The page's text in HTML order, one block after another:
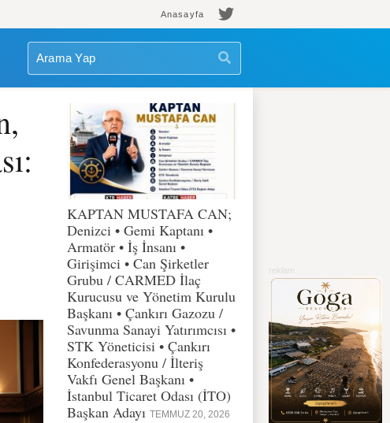
Anasayfa
KAPTAN MUSTAFA CAN;
Denizci • Gemi Kaptanı •
Armatör • İş İnsanı •
Girişimci • Can Şirketler
Grubu / CARMED İlaç
Kurucusu ve Yönetim Kurulu
Başkanı • Çankırı Gazozu /
Savunma Sanayi Yatırımcısı •
STK Yöneticisi • Çankırı
Konfederasyonu / İlteriş
Vakfı Genel Başkanı •
İstanbul Ticaret Odası (İTO)
Başkan Adayı TEMMUZ 20, 2026